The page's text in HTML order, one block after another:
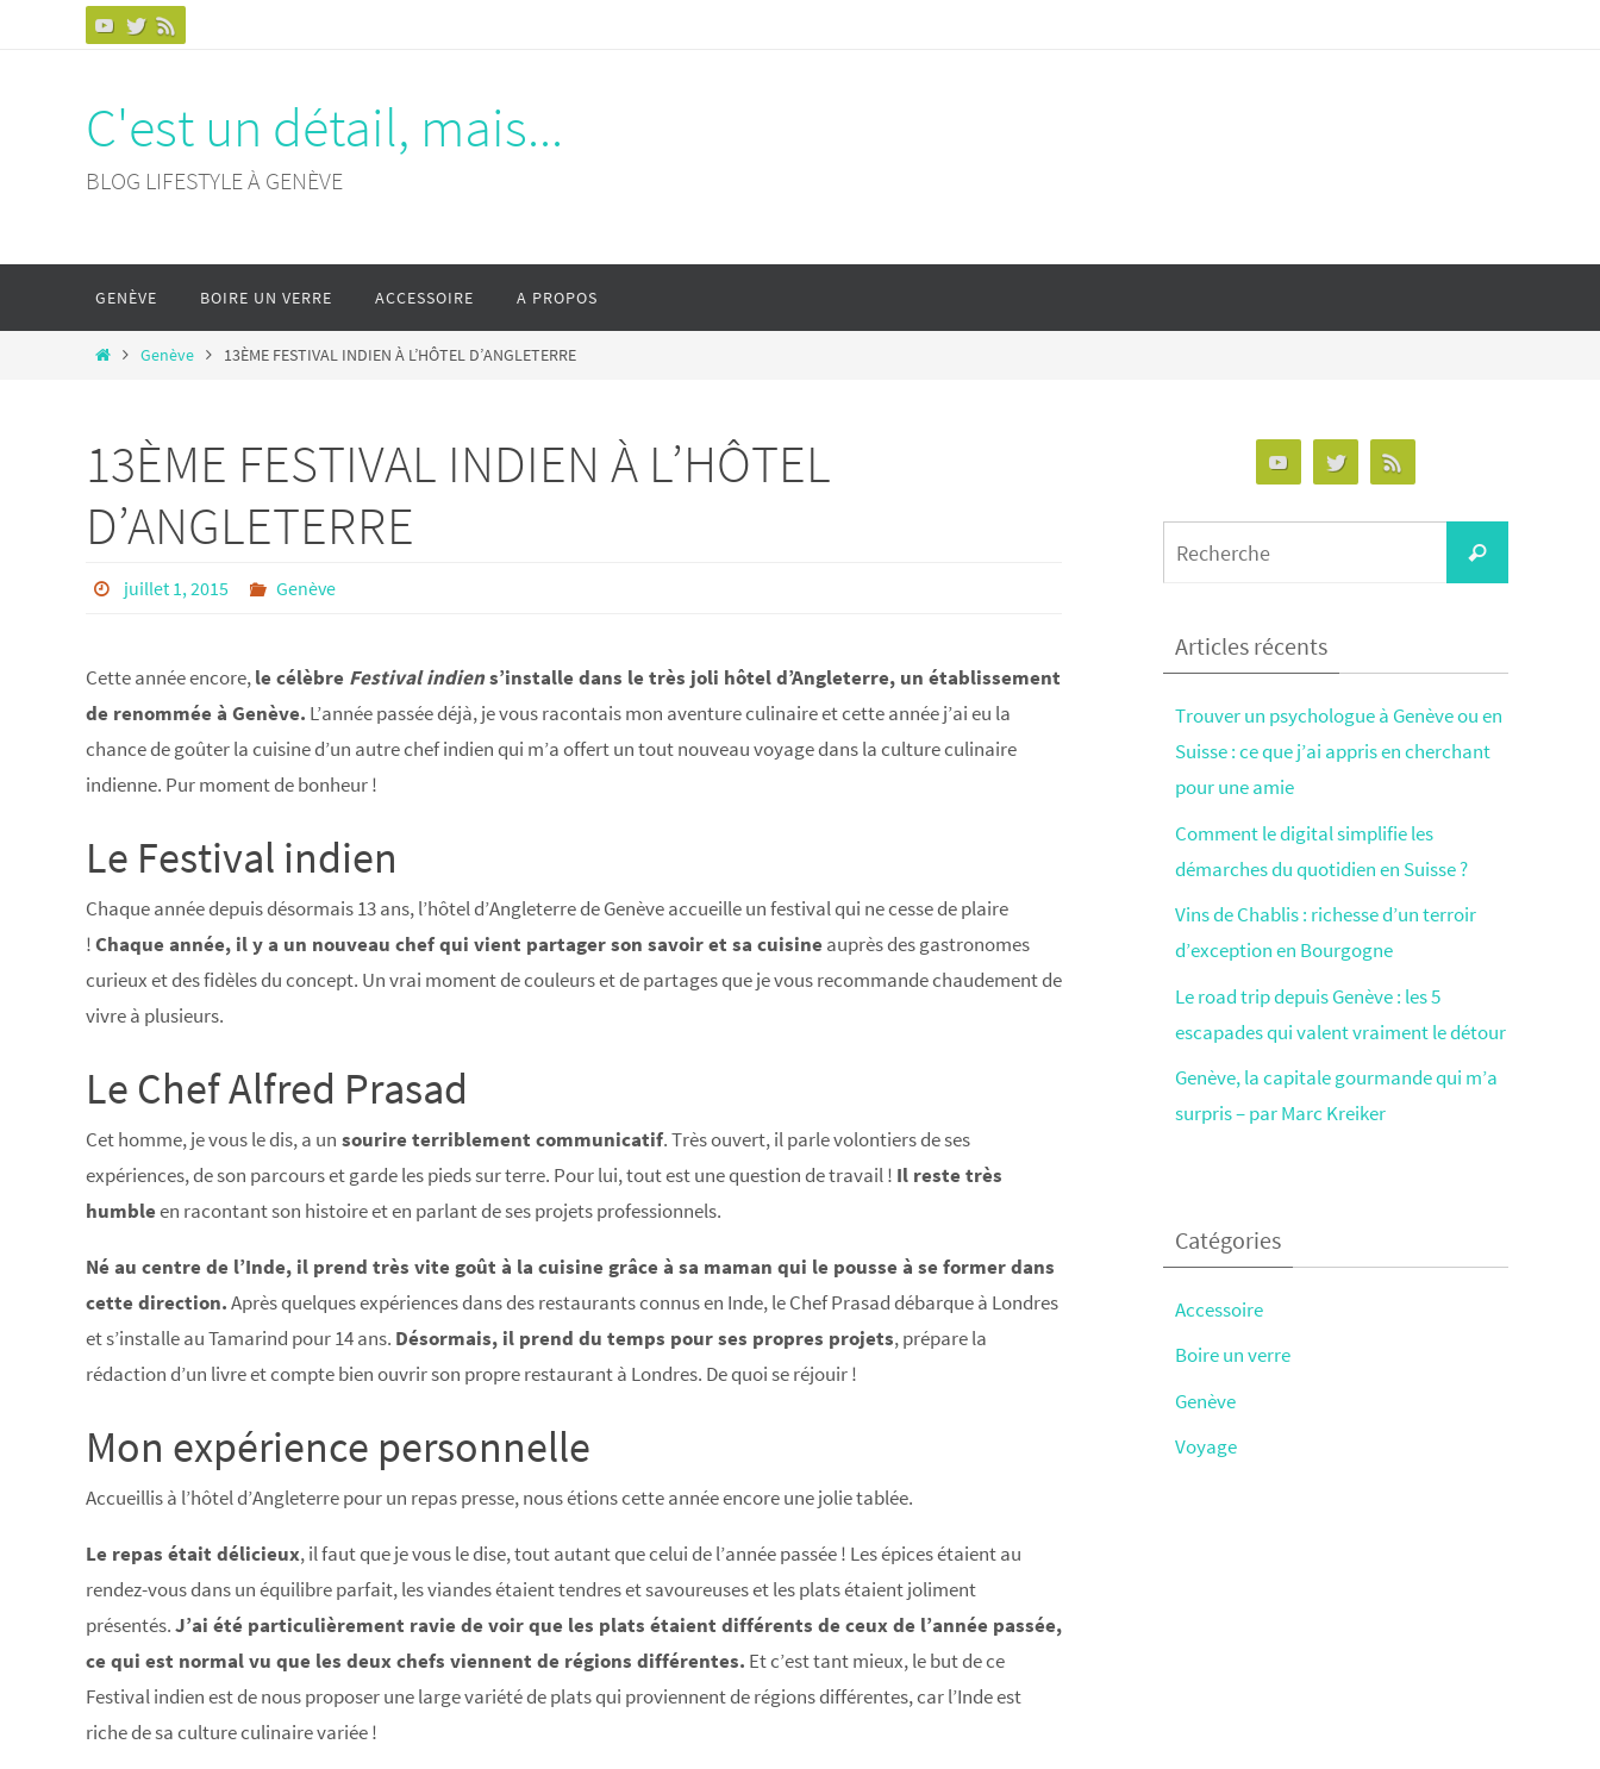
C'est un détail, mais...
BLOG LIFESTYLE À GENÈVE
le
GENÈVE BOIRE UN VERRE ACCESSOIRE A PROPOS
HomeGenève 13ÈME FESTIVAL INDIEN À L’HÔTEL D’ANGLETERRE
13ÈME FESTIVAL INDIEN À L’HÔTEL
D’ANGLETERRE
juillet 1, 2015 Genève
Cette année encore,le célèbre Festival indiens’installe dans le très joli hôtel d’Angleterre, un établissement
de renommée à Genève. L’année passée déjà, je vous racontais mon aventure culinaire et cette année j’ai eu la
chance de goûter la cuisine d’un autre chef indien qui m’a offert un tout nouveau voyage dans la culture culinaire
indienne. Pur moment de bonheur !
Le Festival indien
Chaque année depuis désormais 13 ans, l’hôtel d’Angleterre de Genève accueille un festival qui ne cesse de plaire
!Chaque année, il y a un nouveau chef qui vient partager son savoir et sa cuisine auprès des gastronomes
curieux et des fidèles du concept. Un vrai moment de couleurs et de partages que je vous recommande chaudement de
vivre à plusieurs.
Le Chef Alfred Prasad
Cet homme, je vous le dis, a un sourire terriblement communicatif. Très ouvert, il parle volontiers de ses
expériences, de son parcours et garde les pieds sur terre. Pour lui, tout est une question de travail ! Il reste très
humbleen racontant son histoire et en parlant de ses projets professionnels.
Né au centre de l’Inde, il prend très vite goût à la cuisine grâce à sa maman qui le pousse à se former dans
cette direction.Après quelques expériences dans des restaurants connus en Inde, le Chef Prasad débarque à Londres
et s’installe au Tamarind pour 14 ans. Désormais, il prend du temps pour ses propres projets, prépare la
rédaction d’un livre et compte bien ouvrir son propre restaurant à Londres. De quoi se réjouir !
Mon expérience personnelle
Accueillis à l’hôtel d’Angleterre pour un repas presse, nous étions cette année encore une jolie tablée.
Le repas était délicieux, il faut que je vous le dise, tout autant que celui de l’année passée ! Les épices étaient au
rendez-vous dans un équilibre parfait, les viandes étaient tendres et savoureuses et les plats étaient joliment
présentés.J’ai été particulièrement ravie de voir que les plats étaient différents de ceux de l’année passée,
ce qui est normal vu que les deux chefs viennent de régions différentes. Et c’est tant mieux, le but de ce
Festival indien est de nous proposer une large variété de plats qui proviennent de régions différentes, car l’Inde est
riche de sa culture culinaire variée !
Recherche
Articles récents
Trouver un psychologue à Genève ou en
Suisse : ce que j’ai appris en cherchant
pour une amie
Comment le digital simplifie les
démarches du quotidien en Suisse ?
Vins de Chablis : richesse d’un terroir
d’exception en Bourgogne
Le road trip depuis Genève : les 5
escapades qui valent vraiment le détour
Genève, la capitale gourmande qui m’a
surpris – par Marc Kreiker
Catégories
Accessoire
Boire un verre
Genève
Voyage